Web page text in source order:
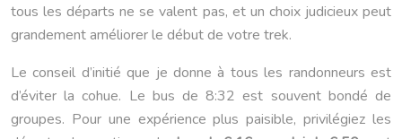
tous les départs ne se valent pas, et un choix judicieux peut
grandement améliorer le début de votre trek.
Le conseil d’initié que je donne à tous les randonneurs est
d’éviter la cohue. Le bus de 8:32 est souvent bondé de
groupes. Pour une expérience plus paisible, privilégiez les